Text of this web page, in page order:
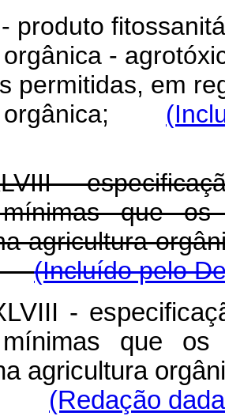
produto
-
permitidas, em
orgânica;
-
que os
agricultura
(Incluído pelo
-
que os
agricultura
(Redação